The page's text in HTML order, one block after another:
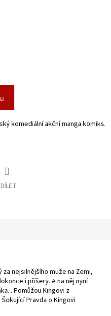
komediální akční manga komiks.
nejsilnějšího muže na Zemi,
i příšery. A na něj nyní
Pomůžou Kingovi z
Pravda o Kingovi